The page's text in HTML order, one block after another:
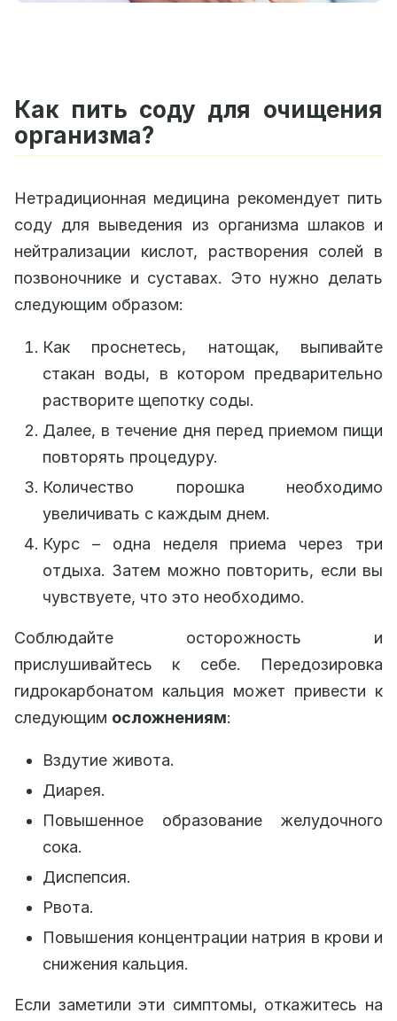
Как пить соду для очищения
организма?
Нетрадиционная медицина рекомендует пить
соду для выведения из организма шлаков и
нейтрализации кислот, растворения солей в
позвоночнике и суставах. Это нужно делать
следующим образом:
Как проснетесь, натощак, выпивайте
стакан воды, в котором предварительно
растворите щепотку соды.
Далее, в течение дня перед приемом пищи
повторять процедуру.
Количество порошка необходимо
увеличивать с каждым днем.
Курс – одна неделя приема через три
отдыха. Затем можно повторить, если вы
чувствуете, что это необходимо.
Соблюдайте осторожность и
прислушивайтесь к себе. Передозировка
гидрокарбонатом кальция может привести к
следующим осложнениям:
Вздутие живота.
Диарея.
Повышенное образование желудочного
сока.
Диспепсия.
Рвота.
Повышения концентрации натрия в крови и
снижения кальция.
Если заметили эти симптомы, откажитесь на